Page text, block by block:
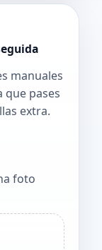
manuales
que pases
extra.
foto